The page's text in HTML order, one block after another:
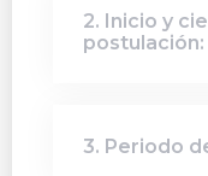
2. Inicio y
postulación:
3. Periodo